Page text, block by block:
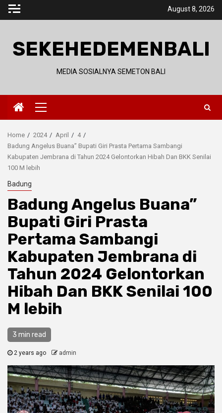
Skip
August 8, 2026
SEKEHEDEMENBALI
MEDIA SOSIALNYA SEMETON BALI
Primary
Menu
Home 2024 April
4
Badung Angelus Buana” Bupati Giri Prasta Pertama Sambangi
Kabupaten Jembrana di Tahun 2024 Gelontorkan Hibah Dan BKK Senilai
100 M lebih
Badung
Badung Angelus Buana”
Bupati Giri Prasta
Pertama Sambangi
Kabupaten Jembrana di
Tahun 2024 Gelontorkan
Hibah Dan BKK Senilai 100
M lebih
3 min read
2 years ago admin